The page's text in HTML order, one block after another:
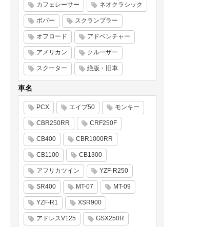
カフェレーサー ネオクラシック
ボバー スクランブラー
オフロード アドベンチャー
アメリカン クルーザー
スクーター 絶版・旧車
車名
PCX エイプ50 モンキー
CBR250RR CRF250F
CB400 CBR1000RR
CB1100 CB1300
アフリカツイン YZF-R250
SR400 MT-07 MT-09
YZF-R1 XSR900
アドレスV125 GSX250R